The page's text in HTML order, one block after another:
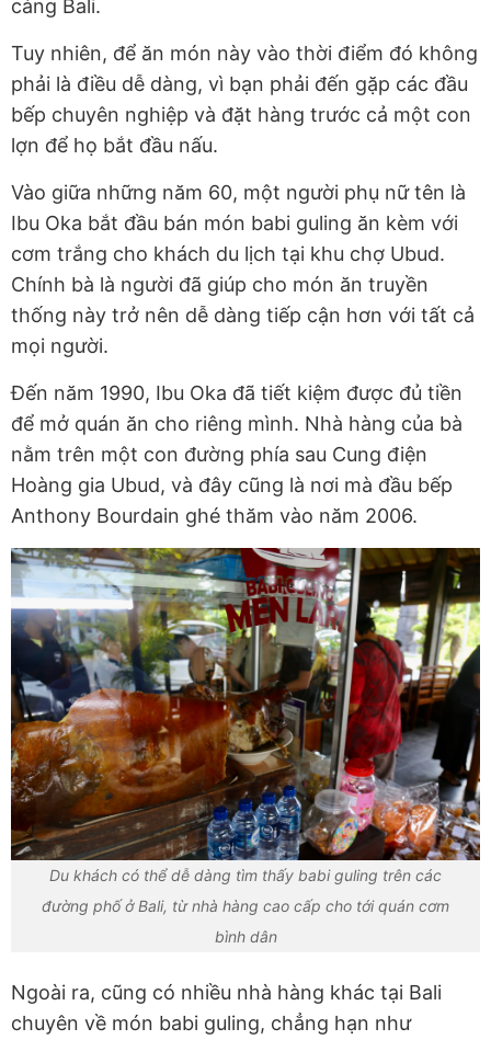
cảng Bali.
Tuy nhiên, để ăn món này vào thời điểm đó không
phải là điều dễ dàng, vì bạn phải đến gặp các đầu
bếp chuyên nghiệp và đặt hàng trước cả một con
lợn để họ bắt đầu nấu.
Vào giữa những năm 60, một người phụ nữ tên là
Ibu Oka bắt đầu bán món babi guling ăn kèm với
cơm trắng cho khách du lịch tại khu chợ Ubud.
Chính bà là người đã giúp cho món ăn truyền
thống này trở nên dễ dàng tiếp cận hơn với tất cả
mọi người.
Đến năm 1990, Ibu Oka đã tiết kiệm được đủ tiền
để mở quán ăn cho riêng mình. Nhà hàng của bà
nằm trên một con đường phía sau Cung điện
Hoàng gia Ubud, và đây cũng là nơi mà đầu bếp
Anthony Bourdain ghé thăm vào năm 2006.
Du khách có thể dễ dàng tìm thấy babi guling trên các
đường phố ở Bali, từ nhà hàng cao cấp cho tới quán cơm
bình dân
Ngoài ra, cũng có nhiều nhà hàng khác tại Bali
chuyên về món babi guling, chẳng hạn như